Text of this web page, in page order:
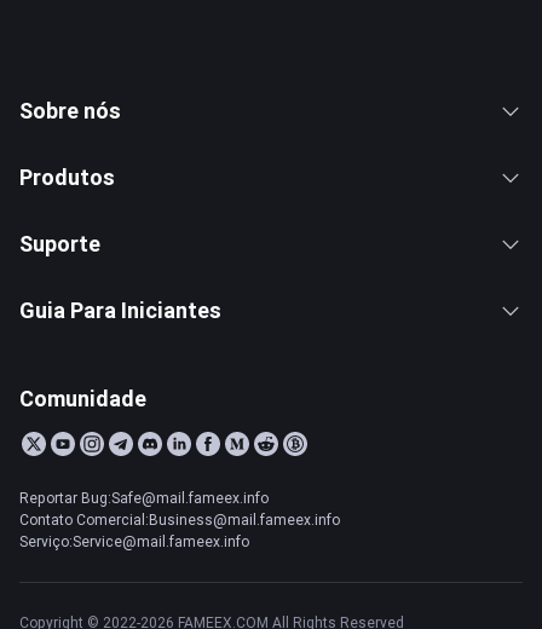
Sobre nós
Produtos
Suporte
Guia Para Iniciantes
Comunidade
Reportar Bug:Safe@mail.fameex.info
Contato Comercial:Business@mail.fameex.info
Serviço:Service@mail.fameex.info
Copyright © 2022-2026 FAMEEX.COM All Rights Reserved